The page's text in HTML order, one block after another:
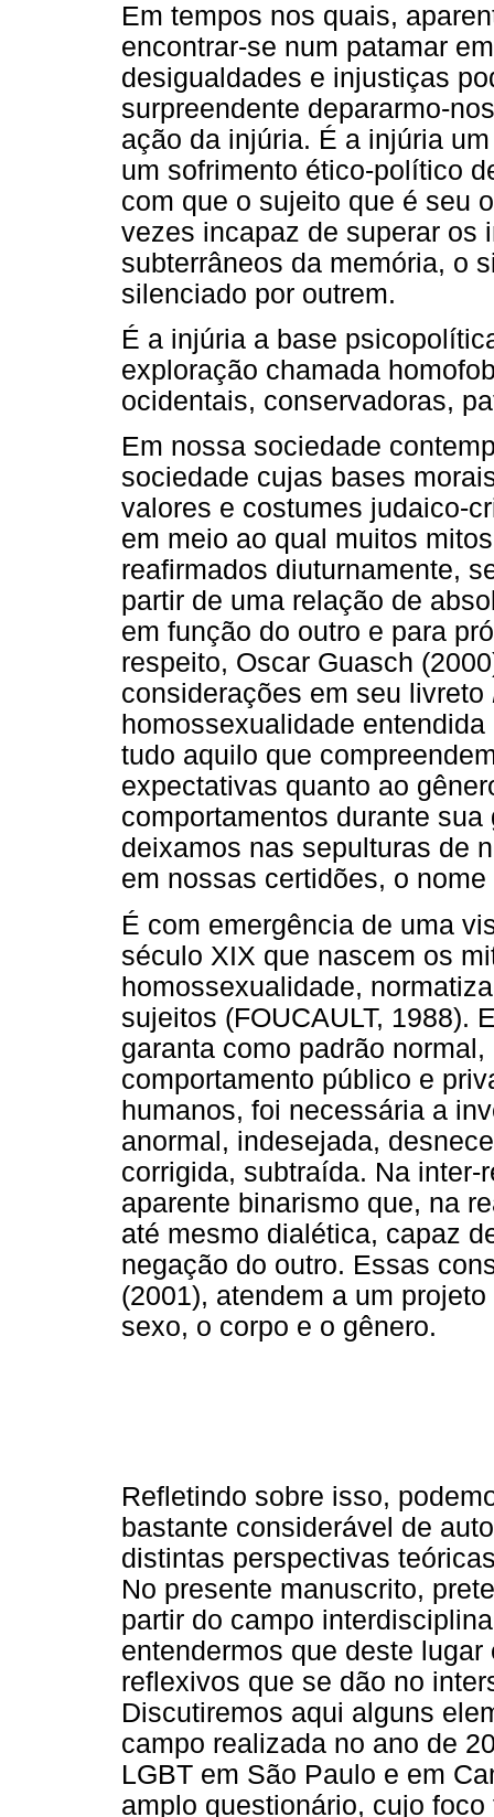
Em tempos nos quais,
encontrar-se num patamar
desigualdades e injustiças
surpreendente depararmo-
ação da injúria. É a injúria
um sofrimento ético-político
com que o sujeito que é seu
vezes incapaz de superar os
subterrâneos da memória, o
silenciado por outrem.
É a injúria a base
exploração chamada
ocidentais, conservadoras,
Em nossa sociedade
sociedade cujas bases
valores e costumes judaico-
em meio ao qual muitos
reafirmados diuturnamente,
partir de uma relação de
em função do outro e para
respeito, Oscar Guasch
considerações em seu livreto
homossexualidade
tudo aquilo que
expectativas quanto ao
comportamentos durante
deixamos nas sepulturas de
em nossas certidões, o
É com emergência de uma
século XIX que nascem os
homossexualidade,
sujeitos (FOUCAULT, 1988).
garanta como padrão
comportamento público e
humanos, foi necessária a
anormal, indesejada,
corrigida, subtraída. Na
aparente binarismo que, na
até mesmo dialética, capaz
negação do outro. Essas
(2001), atendem a um
sexo, o corpo e o gênero.
Refletindo sobre isso,
bastante considerável de
distintas perspectivas
No presente manuscrito,
partir do campo
entendermos que deste
reflexivos que se dão no
Discutiremos aqui alguns
campo realizada no ano de
LGBT em São Paulo e em
amplo questionário, cujo